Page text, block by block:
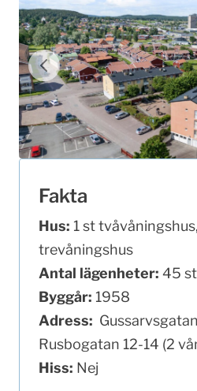
Fakta
Hus: 1 st
trevåningshus
Antal lägenheter: 45 st
Byggår: 1958
Adress:
Rusbogatan 12-14 (2
Hiss: Nej